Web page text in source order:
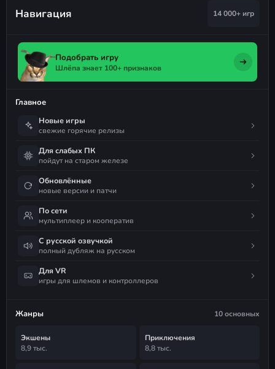
Навигация 14 000+ игр
Подобрать игру
Шлёпа знает 100+ признаков
Главное
Новые игры
свежие горячие релизы
Для слабых ПК
пойдут на старом железе
Обновлённые
новые версии и патчи
По сети
мультиплеер и кооператив
С русской озвучкой
полный дубляж на русском
Для VR
игры для шлемов и контроллеров
Жанры 10 основных
Экшены
8,9 тыс.
Приключения
8,8 тыс.